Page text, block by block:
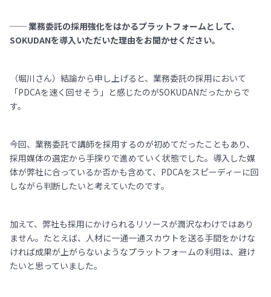
── 業務委託の採用強化をはかるプラットフォームとして、
SOKUDANを導入いただいた理由をお聞かせください。
（堀川さん）結論から申し上げると、業務委託の採用において
「PDCAを速く回せそう」と感じたのがSOKUDANだったからで
す。
今回、業務委託で講師を採用するのが初めてだったこともあり、
採用媒体の選定から手探りで進めていく状態でした。導入した媒
体が弊社に合っているか否かも含めて、PDCAをスピーディーに回
しながら判断したいと考えていたのです。
加えて、弊社も採用にかけられるリソースが潤沢なわけではあり
ません。たとえば、人材に一通一通スカウトを送る手間をかけな
ければ成果が上がらないようなプラットフォームの利用は、避け
たいと思っていました。